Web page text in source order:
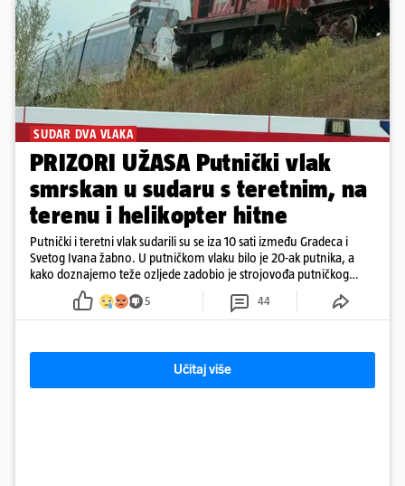
SUDAR DVA VLAKA
PRIZORI UŽASA Putnički vlak
smrskan u sudaru s teretnim, na
terenu i helikopter hitne
Putnički i teretni vlak sudarili su se iza 10 sati između Gradeca i
Svetog Ivana žabno. U putničkom vlaku bilo je 20-ak putnika, a
kako doznajemo teže ozljede zadobio je strojovođa putničkog
vlaka. Zatvoren je promet, a fotoreporteri Prigorskog objavili su
prve snimke s mjesta sudara
5 44
Učitaj više